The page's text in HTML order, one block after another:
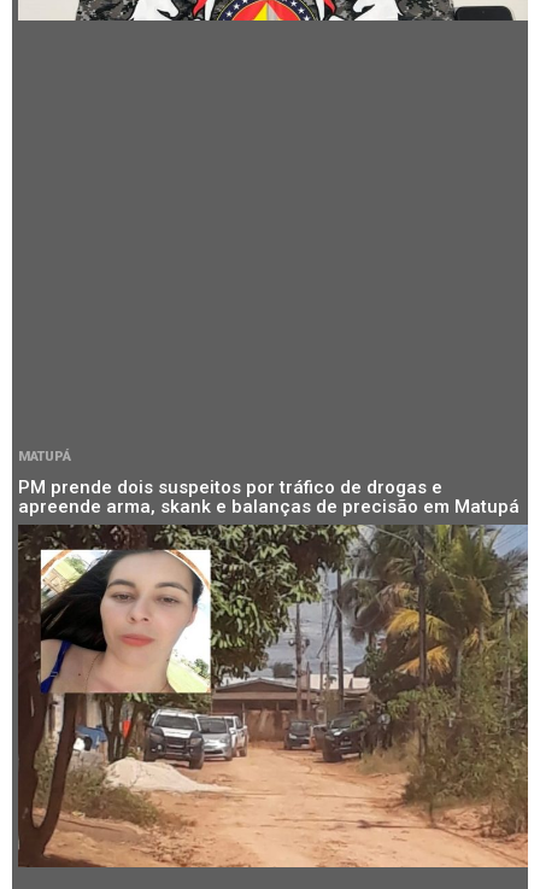
MATUPÁ
PM prende dois suspeitos por tráfico de drogas e
apreende arma, skank e balanças de precisão em Matupá